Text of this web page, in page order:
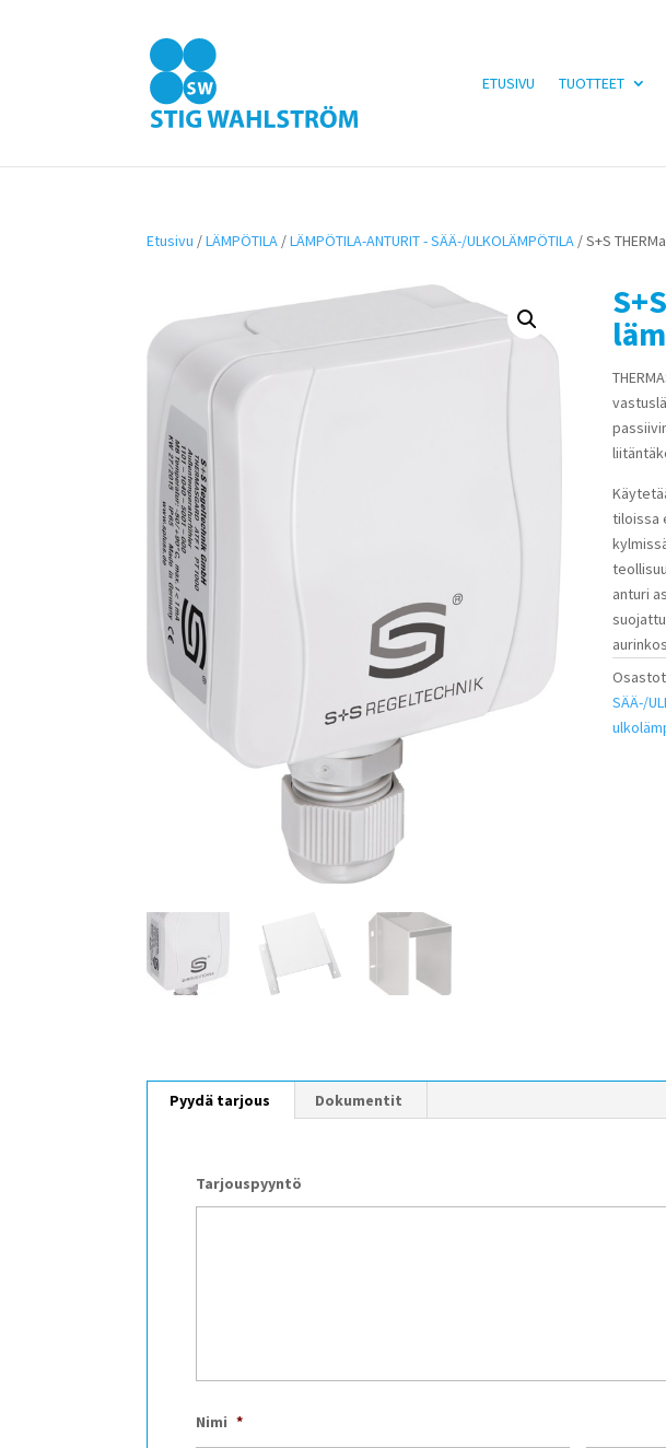
ETUSIVU TUOTTEET
Etusivu /LÄMPÖTILA /LÄMPÖTILA-ANTURIT - SÄÄ-/ULKOLÄMPÖTILA / S+S
tiloissa
anturi
SÄÄ-/
Pyydä tarjous Dokumentit
Tarjouspyyntö
Nimi *